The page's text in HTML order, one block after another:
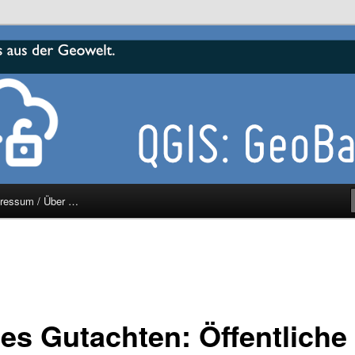
/ Über …
Gutachten: Öffentliche